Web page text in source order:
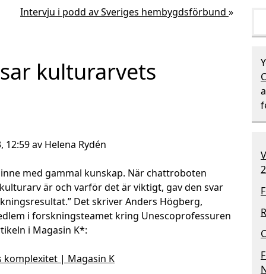
Intervju i podd av Sveriges hembygdsförbund »
kulturarvets
av Helena Rydén
med gammal kunskap. När chattroboten
är och varför det är viktigt, gav den svar
Det skriver Anders Högberg,
i forskningsteamet kring Unescoprofessuren
i Magasin K*:
komplexitet | Magasin K